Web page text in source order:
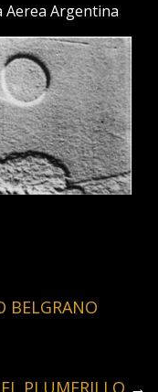
Aerea Argentina
BELGRANO
PLUMERILLO →